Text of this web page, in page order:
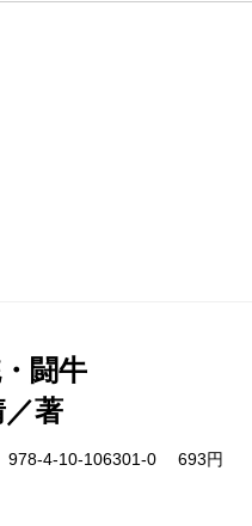
闘牛
著
978-4-10-106301-0 693円